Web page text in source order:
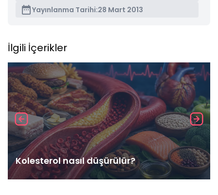
Yayınlanma Tarihi:28 Mart 2013
İlgili İçerikler
Kolesterol nasıl düşürülür?